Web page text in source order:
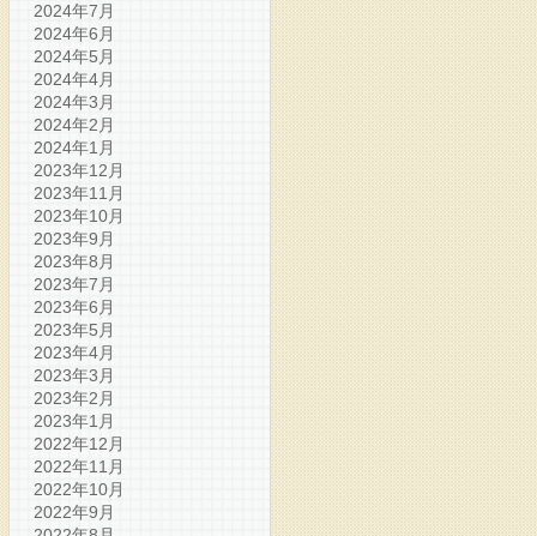
2024年7月
2024年6月
2024年5月
2024年4月
2024年3月
2024年2月
2024年1月
2023年12月
2023年11月
2023年10月
2023年9月
2023年8月
2023年7月
2023年6月
2023年5月
2023年4月
2023年3月
2023年2月
2023年1月
2022年12月
2022年11月
2022年10月
2022年9月